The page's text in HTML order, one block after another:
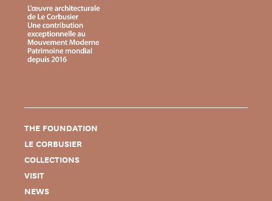
THE FOUNDATION
LE CORBUSIER
COLLECTIONS
VISIT
NEWS